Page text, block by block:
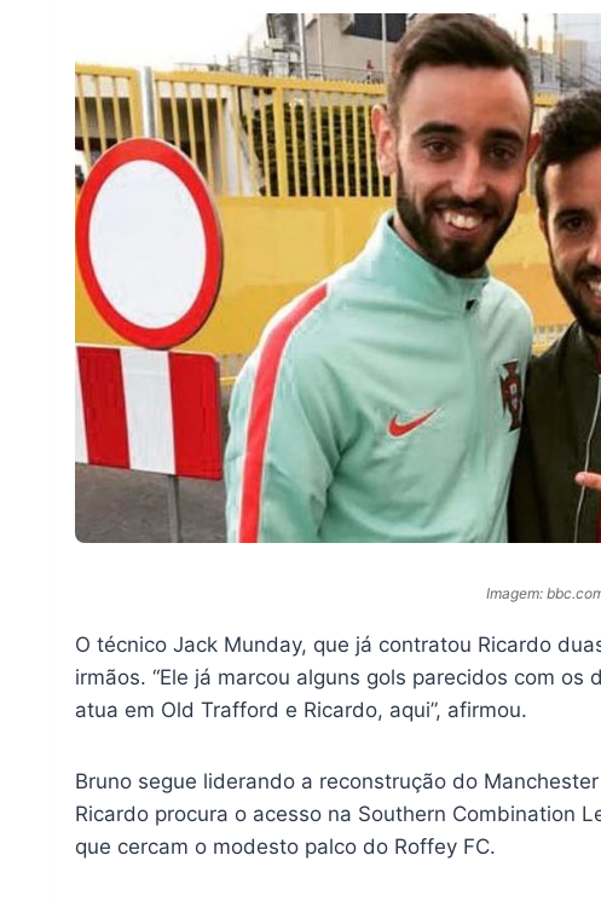
Imagem:
O técnico Jack Munday, que já contratou Ricardo
irmãos. “Ele já marcou alguns gols parecidos com
atua em Old Trafford e Ricardo, aqui”, afirmou.
Bruno segue liderando a reconstrução do
Ricardo procura o acesso na Southern Combination
que cercam o modesto palco do Roffey FC.